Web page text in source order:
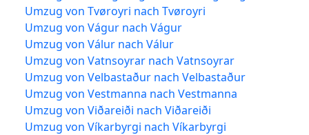
Umzug von Tvøroyri nach Tvøroyri
Umzug von Vágur nach Vágur
Umzug von Válur nach Válur
Umzug von Vatnsoyrar nach Vatnsoyrar
Umzug von Velbastaður nach Velbastaður
Umzug von Vestmanna nach Vestmanna
Umzug von Viðareiði nach Viðareiði
Umzug von Víkarbyrgi nach Víkarbyrgi